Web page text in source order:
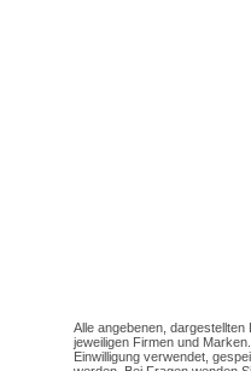
Alle angebenen,
jeweiligen Firmen und
Einwilligung verwendet,